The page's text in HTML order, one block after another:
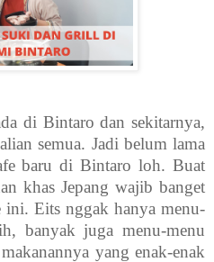
di Bintaro dan sekitarnya,
semua. Jadi belum lama
baru di Bintaro loh. Buat
khas Jepang wajib banget
ini. Eits nggak hanya menu-
banyak juga menu-menu
yang enak-enak